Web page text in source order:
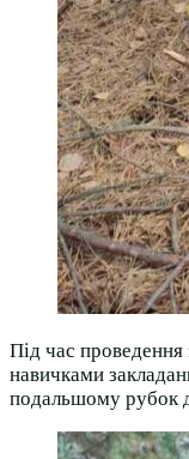
Під час проведення
навичками
подальшому рубок